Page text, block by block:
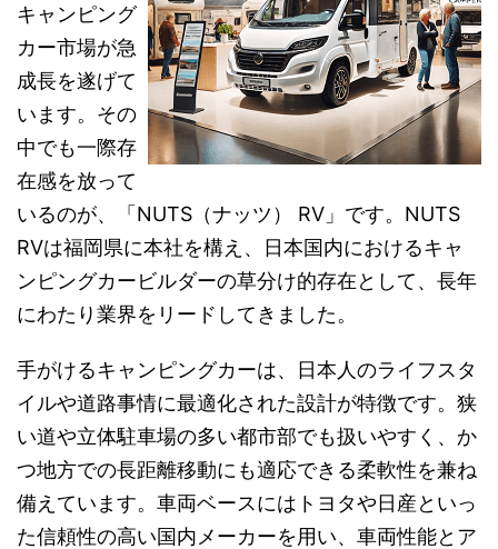
キャンピング
カー市場が急
成長を遂げて
います。その
中でも一際存
在感を放って
いるのが、「NUTS（ナッツ） RV」です。NUTS
RVは福岡県に本社を構え、日本国内におけるキャ
ンピングカービルダーの草分け的存在として、長年
にわたり業界をリードしてきました。
手がけるキャンピングカーは、日本人のライフスタ
イルや道路事情に最適化された設計が特徴です。狭
い道や立体駐車場の多い都市部でも扱いやすく、か
つ地方での長距離移動にも適応できる柔軟性を兼ね
備えています。車両ベースにはトヨタや日産といっ
た信頼性の高い国内メーカーを用い、車両性能とア